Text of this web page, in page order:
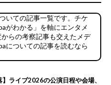
いての記事一覧です。チケ
がわかる」を軸にエンタメ
らの考察記事も交えたメデ
についての記事を読むなら
】ライブ2026の公演日程や会場、